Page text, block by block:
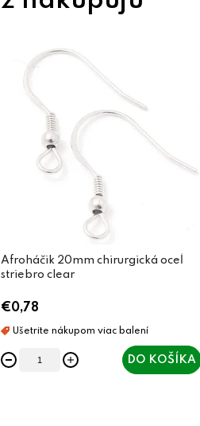
Afroháčik 20mm chirurgická oceľ
striebro clear
€0,78
DO KOŠÍKA